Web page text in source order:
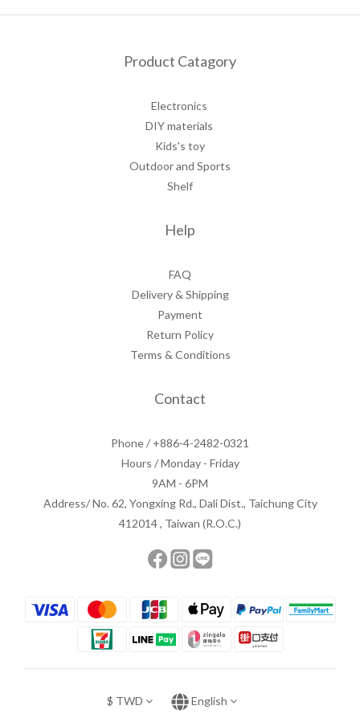
Product Catagory
Electronics
DIY materials
Kids's toy
Outdoor and Sports
Shelf
Help
FAQ
Delivery & Shipping
Payment
Return Policy
Terms & Conditions
Contact
Phone / +886-4-2482-0321
Hours / Monday - Friday
9AM - 6PM
Address/ No. 62, Yongxing Rd., Dali Dist., Taichung City
412014 , Taiwan (R.O.C.)
$ TWD English